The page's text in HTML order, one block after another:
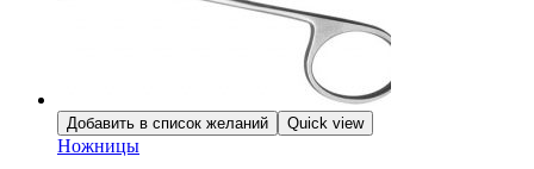
Добавить в список желаний Quick view
Ножницы